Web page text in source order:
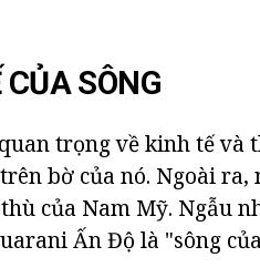
SÔNG
trọng về kinh tế và
bờ của nó. Ngoài
của Nam Mỹ. Ngẫu
Ấn Độ là "sông